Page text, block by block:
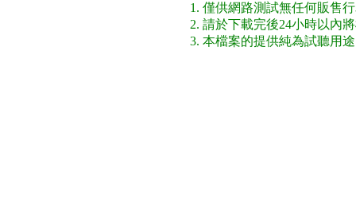
1. 僅供網路測試無任何販售
2. 請於下載完後24小時以內
3. 本檔案的提供純為試聽用